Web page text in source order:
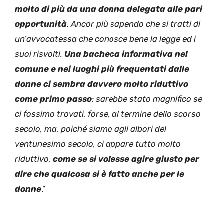
molto di più da una donna delegata alle pari
opportunità. Ancor più sapendo che si tratti di
un’avvocatessa che conosce bene la legge ed i
suoi risvolti. Una bacheca informativa nel
comune e nei luoghi più frequentati dalle
donne ci sembra davvero molto riduttivo
come primo passo: sarebbe stato magnifico se
ci fossimo trovati, forse, al termine dello scorso
secolo, ma, poiché siamo agli albori del
ventunesimo secolo, ci appare tutto molto
riduttivo, come se si volesse agire giusto per
dire che qualcosa si è fatto anche per le
donne.”